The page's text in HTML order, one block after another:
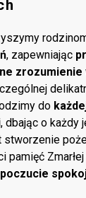
, zapewniając
zrozumienie
do
, dbając o każdy
pamięć
poczucie